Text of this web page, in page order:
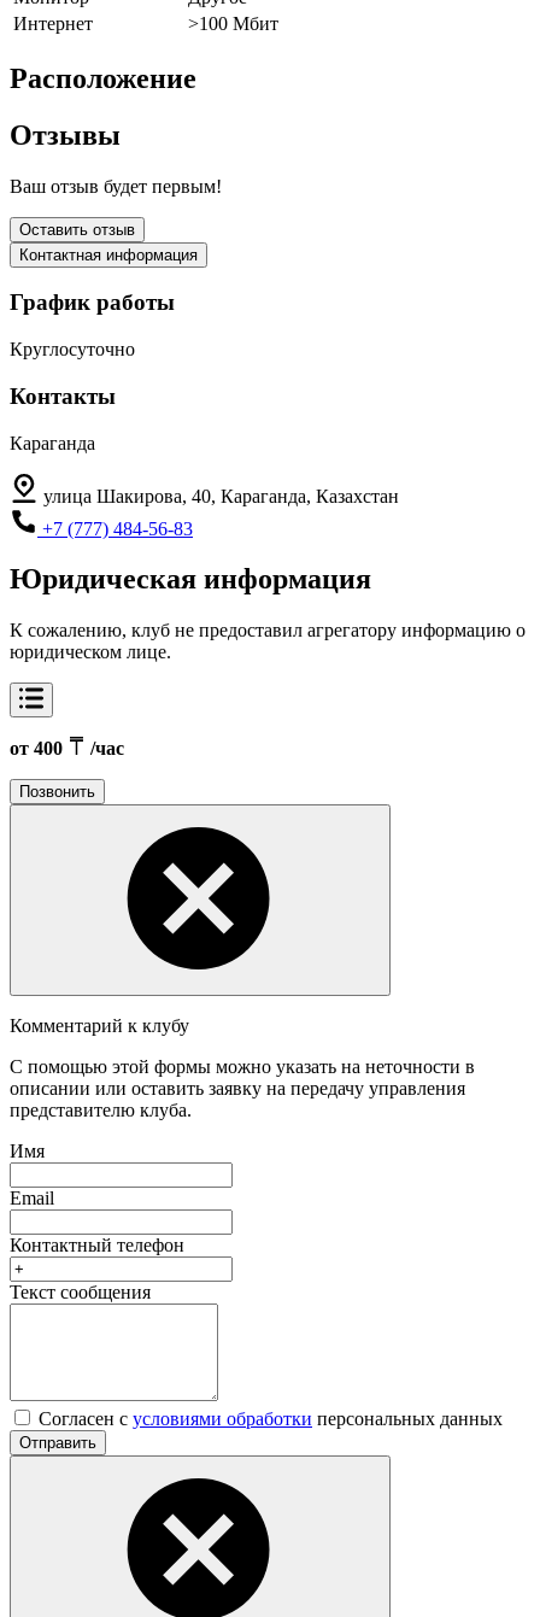
Интернет
>100 Мбит
Расположение
Отзывы
Ваш отзыв будет первым!
Оставить отзыв
Контактная информация
График работы
Круглосуточно
Контакты
Караганда
улица Шакирова, 40, Караганда, Казахстан
+7 (777) 484-56-83
Юридическая информация
К сожалению, клуб не предоставил агрегатору информацию о
юридическом лице.
от 400 /час
Позвонить
Комментарий к клубу
С помощью этой формы можно указать на неточности в
описании или оставить заявку на передачу управления
представителю клуба.
Имя
Email
Контактный телефон
Текст сообщения
Согласен с условиями обработки персональных данных
Отправить